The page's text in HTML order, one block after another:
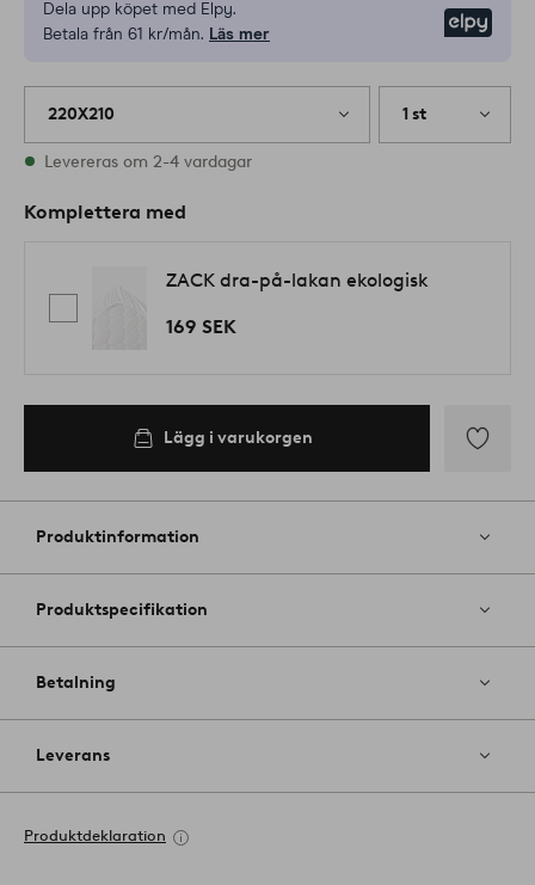
Dela upp köpet med Elpy.
Betala från 61 kr/mån. Läs mer
220X210 1 st
I lager
Levereras om 2-4 vardagar
Komplettera med
ZACK dra-på-lakan ekologisk
169 SEK
Lägg i varukorgen
till
favoriter
Produktinformation
Produktspecifikation
Betalning
Leverans
Produktdeklaration